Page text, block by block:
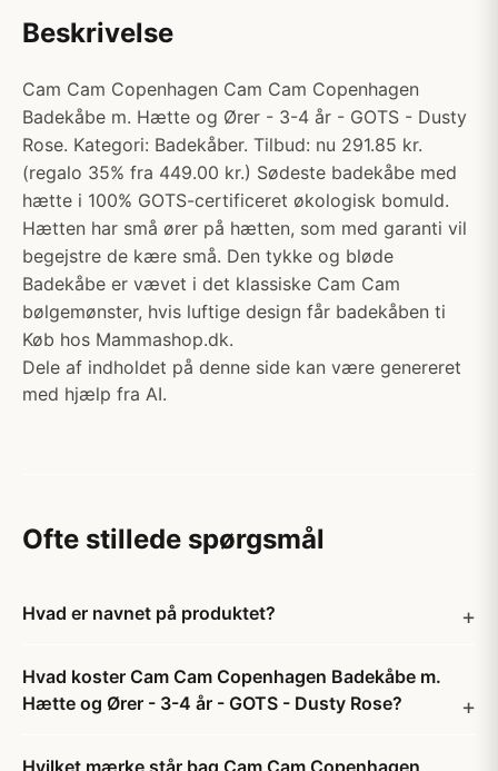
Beskrivelse
Cam Cam Copenhagen Cam Cam Copenhagen
Badekåbe m. Hætte og Ører - 3-4 år - GOTS - Dusty
Rose. Kategori: Badekåber. Tilbud: nu 291.85 kr.
(regalo 35% fra 449.00 kr.) Sødeste badekåbe med
hætte i 100% GOTS-certificeret økologisk bomuld.
Hætten har små ører på hætten, som med garanti vil
begejstre de kære små. Den tykke og bløde
Badekåbe er vævet i det klassiske Cam Cam
bølgemønster, hvis luftige design får badekåben ti
Køb hos Mammashop.dk.
Dele af indholdet på denne side kan være genereret
med hjælp fra AI.
Ofte stillede spørgsmål
Hvad er navnet på produktet?
Hvad koster Cam Cam Copenhagen Badekåbe m.
Hætte og Ører - 3-4 år - GOTS - Dusty Rose?
Hvilket mærke står bag Cam Cam Copenhagen